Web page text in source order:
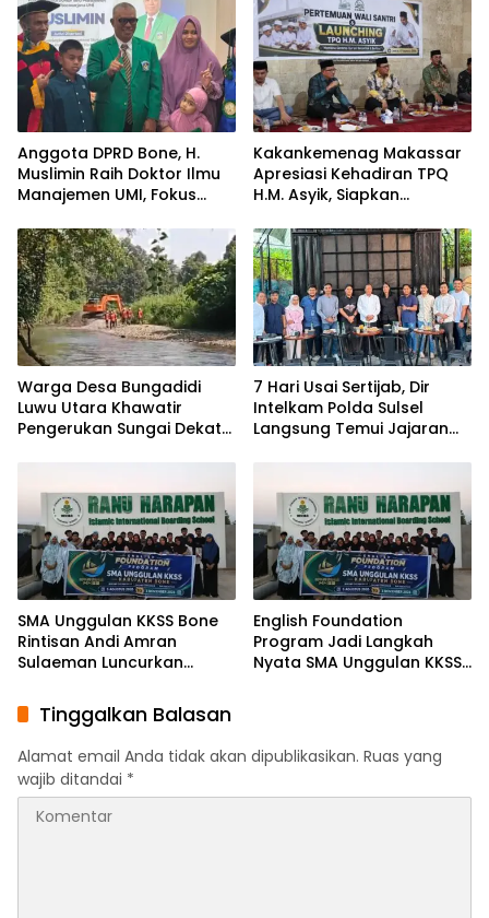
Anggota DPRD Bone, H.
Muslimin Raih Doktor Ilmu
Manajemen UMI, Fokus
ASN
Kakankemenag Makassar
Apresiasi Kehadiran TPQ
H.M. Asyik, Siapkan
Cegah Anak Miskin
Spiritualitas
Warga Desa Bungadidi
Luwu Utara Khawatir
Pengerukan Sungai Dekat
7 Hari Usai Sertijab, Dir
Intelkam Polda Sulsel
Langsung Temui Jajaran
SMA Unggulan KKSS Bone
Rintisan Andi Amran
Sulaeman Luncurkan
Program
English Foundation
Program Jadi Langkah
Nyata SMA Unggulan KKSS
Tinggalkan Balasan
Alamat email Anda tidak akan dipublikasikan. Ruas yang
wajib ditandai *